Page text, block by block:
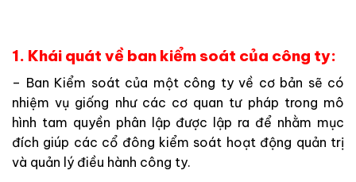
1. Khái quát về ban kiểm soát của công ty:
– Ban Kiểm soát của một công ty về cơ bản sẽ có
nhiệm vụ giống như các cơ quan tư pháp trong mô
hình tam quyền phân lập được lập ra để nhằm mục
đích giúp các cổ đông kiểm soát hoạt động quản trị
và quản lý điều hành công ty.